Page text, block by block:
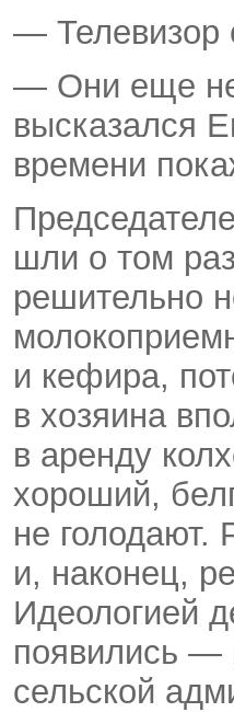
— Телевизор
— Они еще не
высказался
времени
шли о том
решительно
и кефира,
в хозяина
в аренду
хороший,
не голодают.
и, наконец,
Идеологией
появились —
сельской